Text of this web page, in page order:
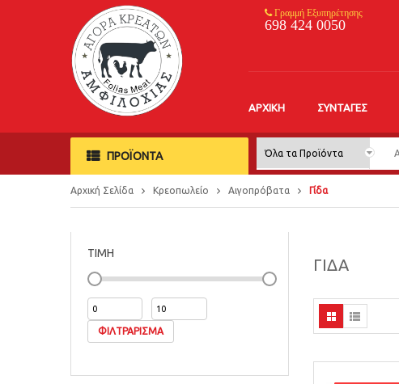
Γραμμή Εξυπηρέτησης
698 424 0050
ΑΡΧΙΚΉ ΣΥΝΤΑΓΈΣ
ΠΡΟΪΟΝΤΑ
Αρχική Σελίδα Κρεοπωλείο Αιγοπρόβατα Γίδα
ΤΙΜΗ
ΦΙΛΤΡΆΡΙΣΜΑ
ΓΊΔΑ